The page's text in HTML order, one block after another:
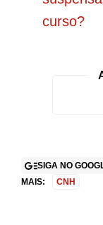
curso?
SIGA NO
MAIS:
CNH